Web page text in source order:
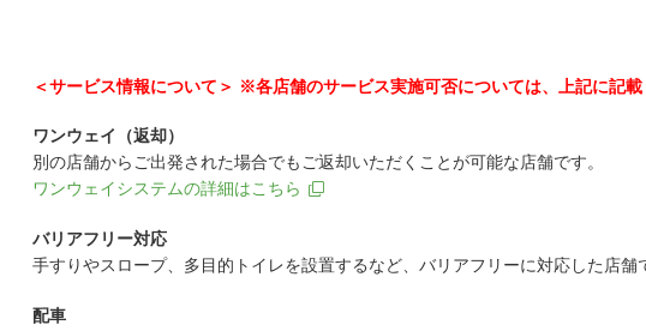
＜サービス情報について＞ ※各店舗のサービス実施可否については、上記に記
ワンウェイ（返却）
別の店舗からご出発された場合でもご返却いただくことが可能な店舗です。
ワンウェイシステムの詳細はこちら
バリアフリー対応
手すりやスロープ、多目的トイレを設置するなど、バリアフリーに対応した店舗
配車